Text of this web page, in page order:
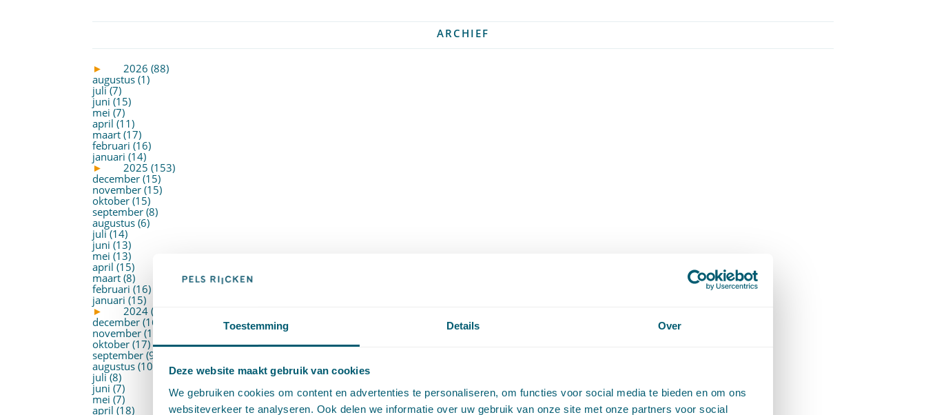
Toestemming Details Over
Deze website maakt gebruik van cookies
We gebruiken cookies om content en advertenties te personaliseren, om functies voor social media te bieden en om ons
websiteverkeer te analyseren. Ook delen we informatie over uw gebruik van onze site met onze partners voor social
ARCHIEF
►
2026 (88)
augustus (1)
juli (7)
juni (15)
mei (7)
april (11)
maart (17)
februari (16)
januari (14)
►
2025 (153)
december (15)
november (15)
oktober (15)
september (8)
augustus (6)
juli (14)
juni (13)
mei (13)
april (15)
maart (8)
februari (16)
januari (15)
►
2024 (161)
december (16)
november (17)
oktober (17)
september (9)
augustus (10)
juli (8)
juni (7)
mei (7)
april (18)